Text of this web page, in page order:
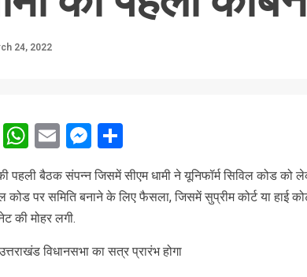
24, 2022
WhatsApp
EmailMessenger
Share
पहली बैठक संपन्न जिसमें सीएम धामी ने यूनिफॉर्म सिविल कोड को
कोड पर समिति बनाने के लिए फैसला, जिसमें सुप्रीम कोर्ट या हाई
की मोहर लगी.
विधानसभा का सत्र प्रारंभ होगा